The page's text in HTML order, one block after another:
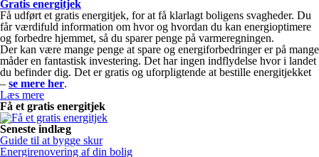
Gratis energitjek
Få udført et gratis energitjek, for at få klarlagt boligens svagheder. Du
får værdifuld information om hvor og hvordan du kan energioptimere
og forbedre hjemmet, så du sparer penge på varmeregningen.
Der kan være mange penge at spare og energiforbedringer er på mange
måder en fantastisk investering. Det har ingen indflydelse hvor i landet
du befinder dig. Det er gratis og uforpligtende at bestille energitjekket
– se mere her.
Læs mere
Få et gratis energitjek
Seneste indlæg
Guide til at bygge skur
Energirenovering af din bolig